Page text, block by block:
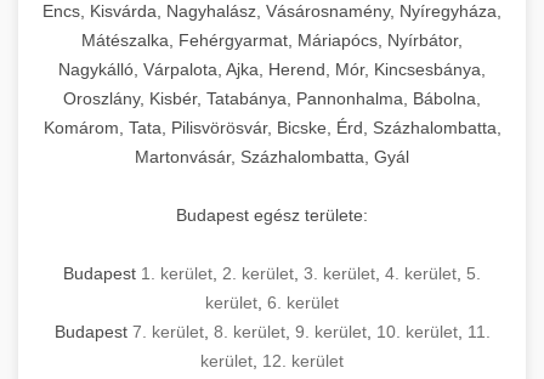
Encs, Kisvárda, Nagyhalász, Vásárosnamény, Nyíregyháza,
Mátészalka, Fehérgyarmat, Máriapócs, Nyírbátor,
Nagykálló, Várpalota, Ajka, Herend, Mór, Kincsesbánya,
Oroszlány, Kisbér, Tatabánya, Pannonhalma, Bábolna,
Komárom, Tata, Pilisvörösvár, Bicske, Érd, Százhalombatta,
Martonvásár, Százhalombatta, Gyál
Budapest egész területe:
Budapest 1. kerület 2. kerület 3. kerület 4. kerület 5.
kerület 6. kerület
Budapest 7. kerület, 8. kerület, 9. kerület, 10. kerület, 11.
kerület 12. kerület